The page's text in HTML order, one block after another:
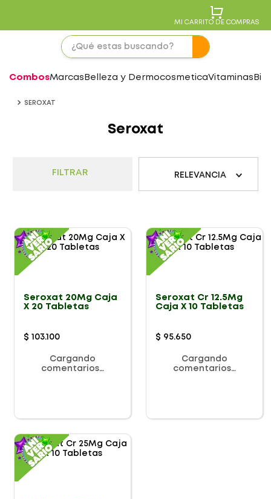
MI CARRITO DE COMPRAS
CombosMarcas Belleza y DermocosmeticaVitaminas
SEROXAT
Seroxat
FILTRAR RELEVANCIA
Seroxat 20Mg Caja
X 20 Tabletas
$ 103.100
Cargando
comentarios…
Seroxat Cr 12.5Mg
Caja X 10 Tabletas
$ 95.650
Cargando
comentarios…